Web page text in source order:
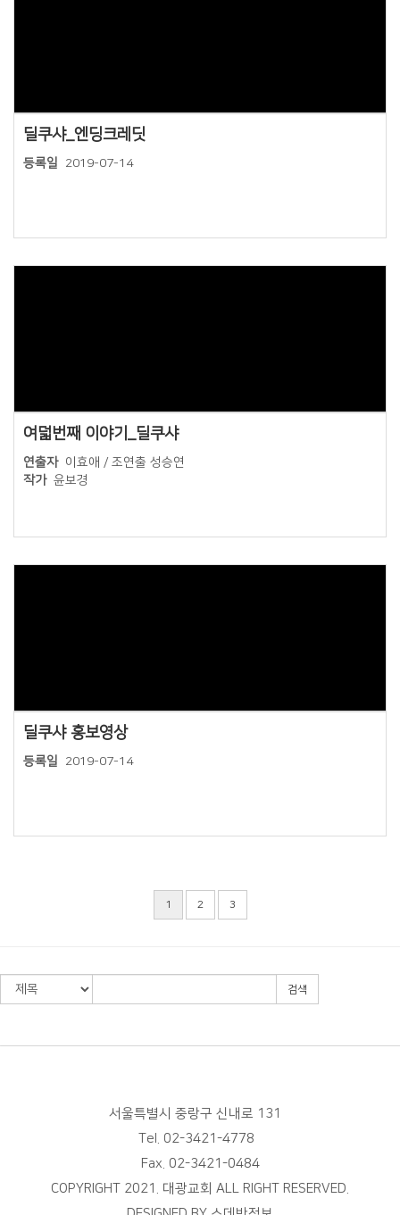
딜쿠샤_엔딩크레딧
등록일 2019-07-14
여덟번째 이야기_딜쿠샤
연출자 이효애 / 조연출 성승연
작가 윤보경
딜쿠샤 홍보영상
등록일 2019-07-14
1 2 3
검색
서울특별시 중랑구 신내로 131
Tel. 02-3421-4778
Fax. 02-3421-0484
COPYRIGHT 2021. 대광교회 ALL RIGHT RESERVED.